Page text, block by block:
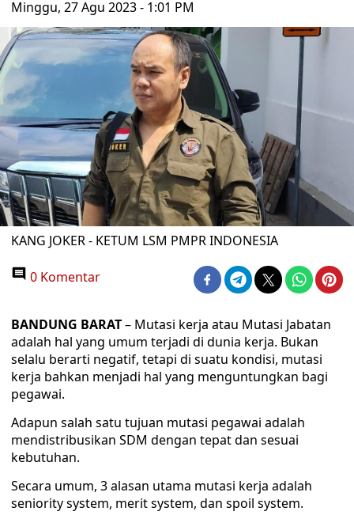
Minggu, 27 Agu 2023 - 1:01 PM
KANG JOKER - KETUM LSM PMPR INDONESIA
0 Komentar
BANDUNG BARAT– Mutasi kerja atau Mutasi Jabatan
adalah hal yang umum terjadi di dunia kerja. Bukan
selalu berarti negatif, tetapi di suatu kondisi, mutasi
kerja bahkan menjadi hal yang menguntungkan bagi
pegawai.
Adapun salah satu tujuan mutasi pegawai adalah
mendistribusikan SDM dengan tepat dan sesuai
kebutuhan.
Secara umum, 3 alasan utama mutasi kerja adalah
seniority system, merit system, dan spoil system.